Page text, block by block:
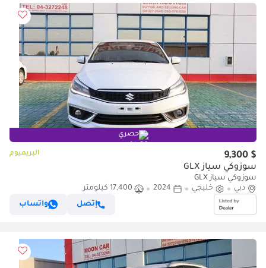
حصري
$ 9,300 البريميوم
سوزوكي سياز GLX
سوزوكي سياز GLX
دبي
خليجي 2024
17,400 كيلومتر
إتصل
واتساب